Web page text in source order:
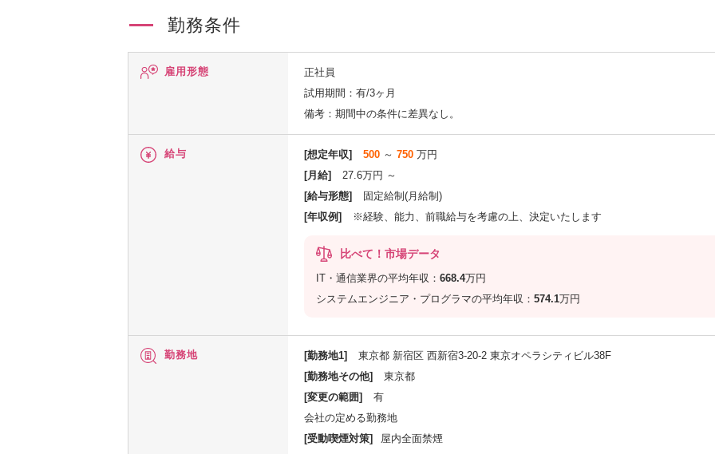
勤務条件
雇用形態
正社員
試用期間：有/3ヶ月
備考：期間中の条件に差異なし。
給与 [想定年収] 500 ～ 750 万円
[月給]
27.6万円 ～
[給与形態]
固定給制(月給制)
[年収例]
※経験、能力、前職給与を考慮の上、決定いたします
比べて！市場データ
IT・通信業界の平均年収： 668.4万円
システムエンジニア・プログラマの平均年収： 574.1万円
勤務地 [勤務地1]
東京都 新宿区 西新宿3-20-2 東京オペラシティビル38F
[勤務地その他]
東京都
[変更の範囲]
有
会社の定める勤務地
[受動喫煙対策]
屋内全面禁煙